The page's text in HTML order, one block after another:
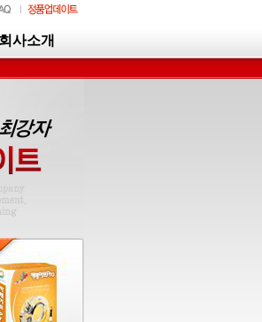
회사소개